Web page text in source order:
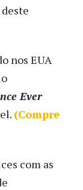
nos EUA
Ever
(Compre
com as